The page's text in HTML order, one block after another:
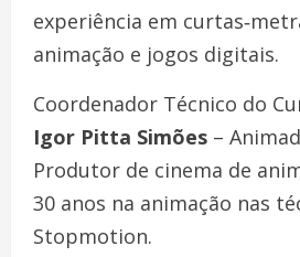
experiência em
animação e jogos digitais.
Coordenador Técnico do
Igor Pitta Simões –
Produtor de cinema de
30 anos na animação nas
Stopmotion.